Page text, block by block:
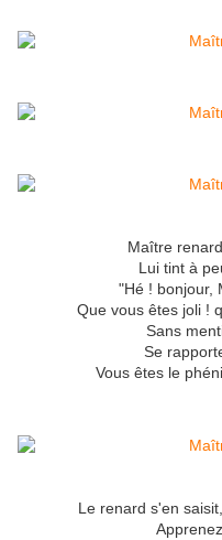
Maître
Lui tint à
"Hé ! bonjour,
Que vous êtes joli !
Sans
Se
Vous êtes le
Le renard s'en